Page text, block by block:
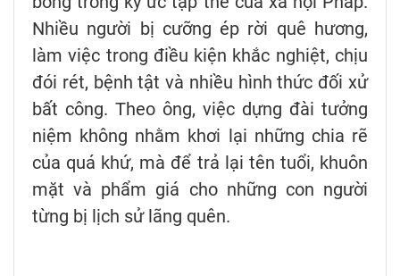
Nhiều người bị cưỡng ép rời quê hương,
làm việc trong điều kiện khắc nghiệt, chịu
đói rét, bệnh tật và nhiều hình thức đối xử
bất công. Theo ông, việc dựng đài tưởng
niệm không nhằm khơi lại những chia rẽ
của quá khứ, mà để trả lại tên tuổi, khuôn
mặt và phẩm giá cho những con người
từng bị lịch sử lãng quên.